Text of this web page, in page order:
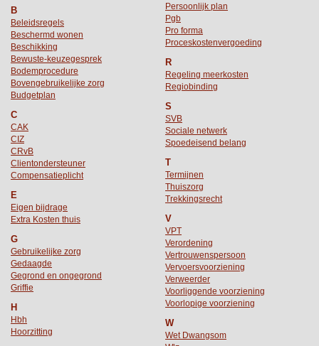
B
Beleidsregels
Beschermd wonen
Beschikking
Bewuste-keuzegesprek
Bodemprocedure
Bovengebruikelijke zorg
Budgetplan
C
CAK
CIZ
CRvB
Clientondersteuner
Compensatieplicht
E
Eigen bijdrage
Extra Kosten thuis
G
Gebruikelijke zorg
Gedaagde
Gegrond en ongegrond
Griffie
H
Hbh
Hoorzitting
Persoonlijk plan
Pgb
Pro forma
Proceskostenvergoeding
R
Regeling meerkosten
Regiobinding
S
SVB
Sociale netwerk
Spoedeisend belang
T
Termijnen
Thuiszorg
Trekkingsrecht
V
VPT
Verordening
Vertrouwenspersoon
Vervoersvoorziening
Verweerder
Voorliggende voorziening
Voorlopige voorziening
W
Wet Dwangsom